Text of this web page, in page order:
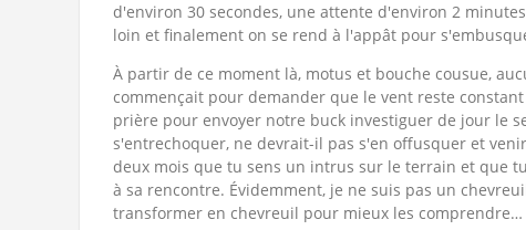
d'environ 30 secondes, une attente d'environ 2
loin et finalement on se rend à l'appât pour
À partir de ce moment là, motus et bouche cousue,
commençait pour demander que le vent reste
prière pour envoyer notre buck investiguer de jour le
s'entrechoquer, ne devrait-il pas s'en offusquer et
deux mois que tu sens un intrus sur le terrain et que
à sa rencontre. Évidemment, je ne suis pas un
transformer en chevreuil pour mieux les comprendre…